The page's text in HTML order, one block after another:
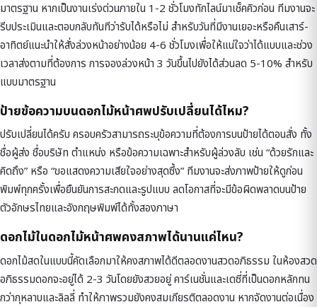
มาตรฐาน หากเป็นงานเร่งด่วนภายใน 1-2 ชั่วโมงทักไลน์มาเช็คคิวก่อน ทีมงานจะ
รีบประเมินและตอบกลับทันทีว่ารับได้หรือไม่ สำหรับวันที่มีงานเยอะหรือคืนเสาร์-
อาทิตย์แนะนำให้สั่งล่วงหน้าอย่างน้อย 4-6 ชั่วโมงเพื่อให้แน่ใจว่าได้แบบและช่วง
เวลาส่งตามที่ต้องการ การจองล่วงหน้า 3 วันขึ้นไปยังได้ส่วนลด 5-10% สำหรับ
แบบมาตรฐาน
ป้ายข้อความบนดอกไม้หน้าศพปรับเปลี่ยนได้ไหม?
ปรับเปลี่ยนได้ครับ ครอบครัวสามารถระบุข้อความที่ต้องการบนป้ายได้ตอนสั่ง ทั้ง
ชื่อผู้ส่ง ชื่อบริษัท ตำแหน่ง หรือข้อความเฉพาะสำหรับผู้ล่วงลับ เช่น “ด้วยรักและ
คิดถึง” หรือ “ขอแสดงความเสียใจอย่างสุดซึ้ง” ทีมงานจะส่งภาพป้ายให้ดูก่อน
พิมพ์ทุกครั้งเพื่อยืนยันการสะกดและรูปแบบ ลดโอกาสที่จะมีข้อผิดพลาดบนป้าย
ตัวอักษรไทยและอังกฤษพิมพ์ได้ทั้งสองภาษา
ดอกไม้ในดอกไม้หน้าศพคงสภาพได้นานแค่ไหน?
ดอกไม้สดในแบบนี้คัดเลือกมาให้คงสภาพได้ดีตลอดงานสวดอภิธรรม ในห้องสวด
อภิธรรมดอกจะอยู่ได้ 2-3 วันโดยยังสวยอยู่ คาร์เนชั่นและเดซี่ที่เป็นดอกหลักทน
กว่ากุหลาบและลิลลี่ ทำให้ภาพรวมยังคงสมเกียรติตลอดงาน หากจัดงานต่อเนื่อง